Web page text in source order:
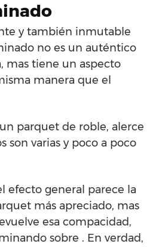
y también inmutable
no es un auténtico
mas tiene un aspecto
manera que el
parquet de roble, alerce
son varias y poco a poco
efecto general parece la
más apreciado, mas
esa compacidad,
sobre . En verdad,